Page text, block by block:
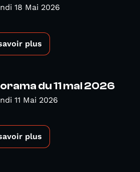
18 Mai 2026
plus
du 11 mai 2026
11 Mai 2026
plus